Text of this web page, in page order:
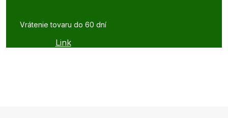
Vrátenie tovaru do 60 dní
Link